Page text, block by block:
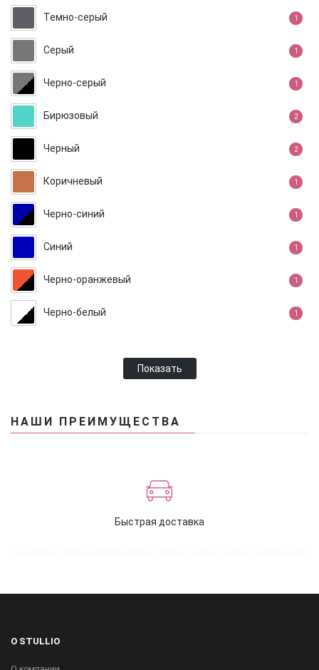
Темно-серый 1
Серый 1
Черно-серый 1
Бирюзовый 2
Черный 2
Коричневый 1
Черно-синий 1
Синий 1
Черно-оранжевый 1
Черно-белый 1
Показать
НАШИ ПРЕИМУЩЕСТВА
Быстрая доставка
О STULLIO